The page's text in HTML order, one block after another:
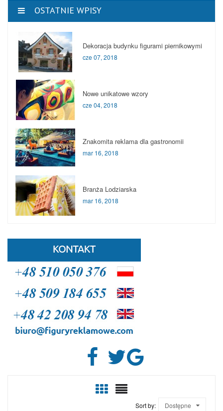
OSTATNIE WPISY
Dekoracja budynku figurami piernikowymi
cze 07, 2018
Nowe unikatowe wzory
cze 04, 2018
Znakomita reklama dla gastronomii
mar 16, 2018
Branża Lodziarska
mar 16, 2018
Sort by: Dostępne